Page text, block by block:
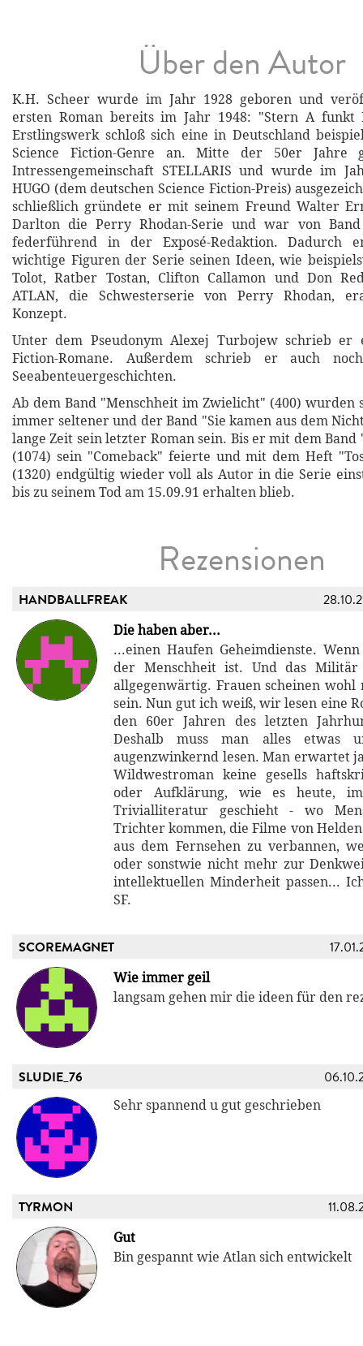
Über den Autor
K.H. Scheer wurde im Jahr 1928 geboren und
ersten Roman bereits im Jahr 1948: "Stern A funkt
Erstlingswerk schloß sich eine in Deutschland
Science Fiction-Genre an. Mitte der 50er Jahre
Intressengemeinschaft STELLARIS und wurde im
HUGO (dem deutschen Science Fiction-Preis)
schließlich gründete er mit seinem Freund Walter
Darlton die Perry Rhodan-Serie und war von
federführend in der Exposé-Redaktion. Dadurch
wichtige Figuren der Serie seinen Ideen, wie
Tolot, Ratber Tostan, Clifton Callamon und Don
ATLAN, die Schwesterserie von Perry Rhodan,
Konzept.
Unter dem Pseudonym Alexej Turbojew schrieb er
Fiction-Romane. Außerdem schrieb er auch
Seeabenteuergeschichten.
Ab dem Band "Menschheit im Zwielicht" (400) wurden
immer seltener und der Band "Sie kamen aus dem
lange Zeit sein letzter Roman sein. Bis er mit dem
(1074) sein "Comeback" feierte und mit dem Heft
(1320) endgültig wieder voll als Autor in die Serie
bis zu seinem Tod am 15.09.91 erhalten blieb.
Rezensionen
HANDBALLFREAK
Die haben aber...
...einen Haufen Geheimdienste.
der Menschheit ist. Und das
allgegenwärtig. Frauen scheinen
sein. Nun gut ich weiß, wir lesen eine
den 60er Jahren des letzten
Deshalb muss man alles etwas
augenzwinkernd lesen. Man erwartet
Wildwestroman keine gesells
oder Aufklärung, wie es heute,
Trivialliteratur geschieht - wo
Trichter kommen, die Filme von
aus dem Fernsehen zu verbannen,
oder sonstwie nicht mehr zur
intellektuellen Minderheit passen...
SF.
SCOREMAGNET
Wie immer geil
langsam gehen mir die ideen für den
SLUDIE_76
Sehr spannend u gut geschrieben
TYRMON
Gut
Bin gespannt wie Atlan sich entwickelt